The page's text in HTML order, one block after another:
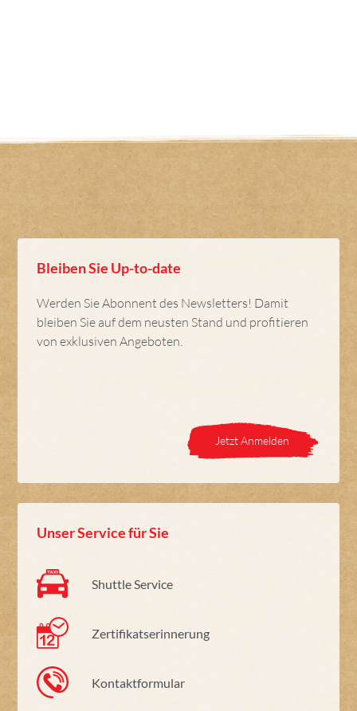
Bleiben Sie Up-to-date
Werden Sie Abonnent des Newsletters! Damit
bleiben Sie auf dem neusten Stand und profitieren
von exklusiven Angeboten.
Jetzt Anmelden
Unser Service für Sie
Shuttle Service
Zertifikatserinnerung
Kontaktformular